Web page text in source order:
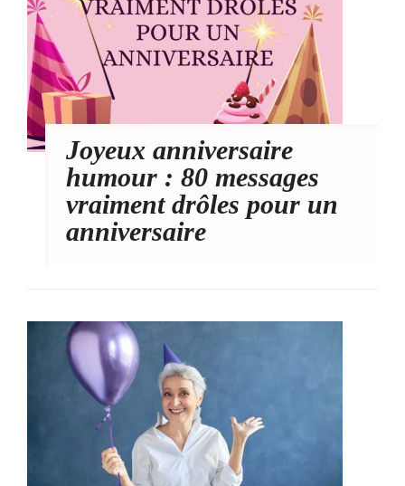
Joyeux anniversaire
humour : 80 messages
vraiment drôles pour un
anniversaire